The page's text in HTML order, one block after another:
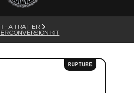
- A TRAITER
CONVERSION KIT
RUPTURE